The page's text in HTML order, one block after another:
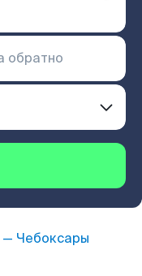
— Чебоксары